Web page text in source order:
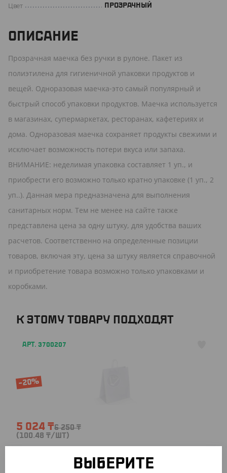
Цвет ПРОЗРАЧНЫЙ
ОПИСАНИЕ
Прозрачная маечка без ручки в рулоне. Пакет из
полиэтилена для гигиеничной упаковки продуктов и
вещей. Одноразовая маечка-это самый популярный и
быстрый способ упаковки продуктов. Маечка используется
в магазинах, супермаркетах, ресторанах, кафетериях и
дома. Одноразовая маечка сохраняет продукты свежими и
исключает возможность потери вкуса или запаха.
ВНИМАНИЕ: неделимая упаковка составляет 1 уп., и
приобрести его возможно только кратно упаковке (1 уп., 2
уп..). Данная мера предназначена для выполнения
санитарных норм. Тем не менее на сайте также
представлена цена за одну штуку, для удобства ваших
расчетов. Соответственно на определенные позиции
товаров, включая эту, цена за штуку является справочной
и приобретение товара возможно только упаковками и
коробками.
К ЭТОМУ ТОВАРУ ПОДХОДЯТ
АРТ. 3700207
-20%
5 024 ₸6 250₸
(100.48 ₸/ШТ)
ВЫБЕРИТЕ